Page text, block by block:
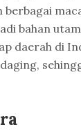
berbagai
bahan
daerah di